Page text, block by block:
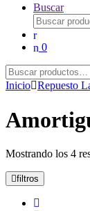
Buscar
Buscar
por:
0
Buscar
por:
Inicio Repuesto
Mostrando los 4
filtros